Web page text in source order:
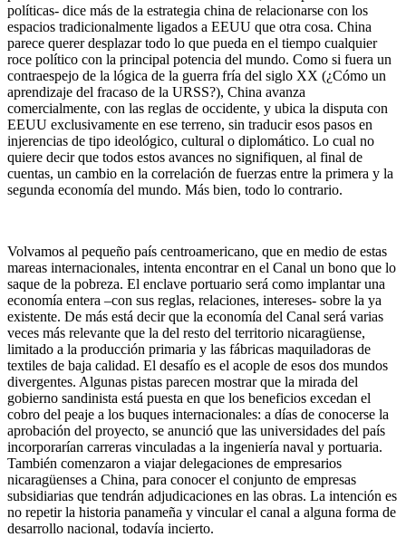
políticas- dice más de la estrategia china de relacionarse con los
espacios tradicionalmente ligados a EEUU que otra cosa. China
parece querer desplazar todo lo que pueda en el tiempo cualquier
roce político con la principal potencia del mundo. Como si fuera un
contraespejo de la lógica de la guerra fría del siglo XX (¿Cómo un
aprendizaje del fracaso de la URSS?), China avanza
comercialmente, con las reglas de occidente, y ubica la disputa con
EEUU exclusivamente en ese terreno, sin traducir esos pasos en
injerencias de tipo ideológico, cultural o diplomático. Lo cual no
quiere decir que todos estos avances no signifiquen, al final de
cuentas, un cambio en la correlación de fuerzas entre la primera y la
segunda economía del mundo. Más bien, todo lo contrario.
Volvamos al pequeño país centroamericano, que en medio de estas
mareas internacionales, intenta encontrar en el Canal un bono que lo
saque de la pobreza. El enclave portuario será como implantar una
economía entera –con sus reglas, relaciones, intereses- sobre la ya
existente. De más está decir que la economía del Canal será varias
veces más relevante que la del resto del territorio nicaragüense,
limitado a la producción primaria y las fábricas maquiladoras de
textiles de baja calidad. El desafío es el acople de esos dos mundos
divergentes. Algunas pistas parecen mostrar que la mirada del
gobierno sandinista está puesta en que los beneficios excedan el
cobro del peaje a los buques internacionales: a días de conocerse la
aprobación del proyecto, se anunció que las universidades del país
incorporarían carreras vinculadas a la ingeniería naval y portuaria.
También comenzaron a viajar delegaciones de empresarios
nicaragüenses a China, para conocer el conjunto de empresas
subsidiarias que tendrán adjudicaciones en las obras. La intención es
no repetir la historia panameña y vincular el canal a alguna forma de
desarrollo nacional, todavía incierto.